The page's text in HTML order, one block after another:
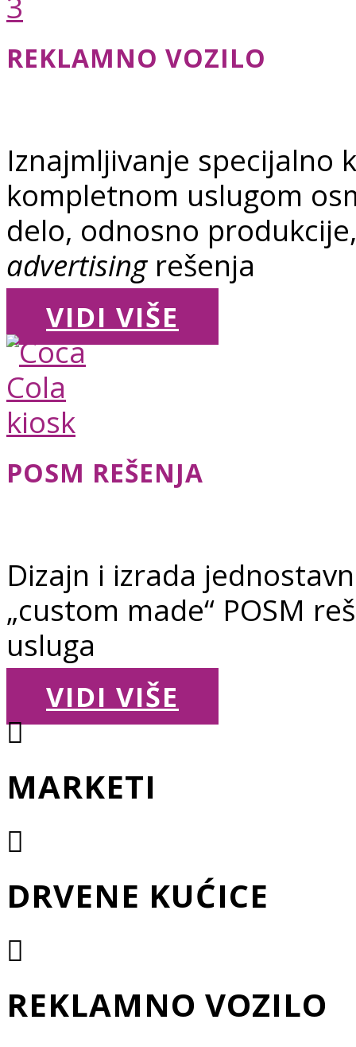
REKLAMNO VOZILO
Iznajmljivanje specijalno
kompletnom uslugom
delo, odnosno
advertising rešenja
VIDI VIŠE
POSM REŠENJA
Dizajn i izrada
„custom made“ POSM
usluga
VIDI VIŠE
MARKETI
DRVENE KUĆICE
REKLAMNO VOZILO